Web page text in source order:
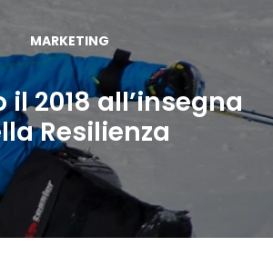
MARKETING
2018 all’insegna
Resilienza